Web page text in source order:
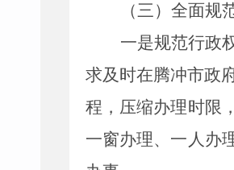
（三）全面规
一是规范行政
求及时在腾冲市政
程，压缩办理时限
一窗办理、一人办